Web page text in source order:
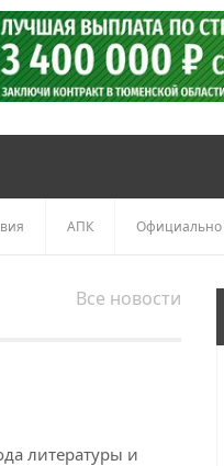
АПК Официально
Все новости
литературы и